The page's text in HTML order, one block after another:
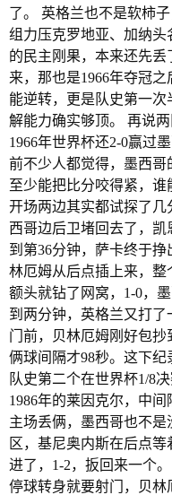
了。 英格兰也不是软柿
组力压克罗地亚、加纳头
的民主刚果，本来还先丢
来，那也是1966年夺冠
能逆转，更是队史第一
解能力确实够顶。 再说
1966年世界杯还2-0赢过
前不少人都觉得，墨西哥
至少能把比分咬得紧，谁
开场两边其实都试探了
西哥边后卫堵回去了，
到第36分钟，萨卡终于
林厄姆从后点插上来，
额头就钻了网窝，1-0，
到两分钟，英格兰又打了
门前，贝林厄姆刚好包抄
俩球间隔才98秒。这下
队史第二个在世界杯1/8
1986年的莱因克尔，中间
主场丢俩，墨西哥也不
区，基尼奥内斯在后点
进了，1-2，扳回来一个
停球转身就要射门，贝